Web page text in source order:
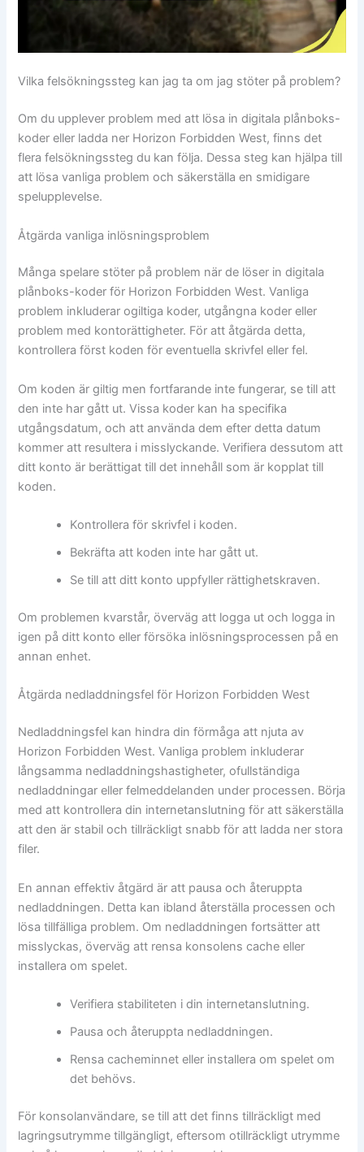
Vilka felsökningssteg kan jag ta om jag stöter på problem?
Om du upplever problem med att lösa in digitala plånboks-
koder eller ladda ner Horizon Forbidden West, finns det
flera felsökningssteg du kan följa. Dessa steg kan hjälpa till
att lösa vanliga problem och säkerställa en smidigare
spelupplevelse.
Åtgärda vanliga inlösningsproblem
Många spelare stöter på problem när de löser in digitala
plånboks-koder för Horizon Forbidden West. Vanliga
problem inkluderar ogiltiga koder, utgångna koder eller
problem med kontorättigheter. För att åtgärda detta,
kontrollera först koden för eventuella skrivfel eller fel.
Om koden är giltig men fortfarande inte fungerar, se till att
den inte har gått ut. Vissa koder kan ha specifika
utgångsdatum, och att använda dem efter detta datum
kommer att resultera i misslyckande. Verifiera dessutom att
ditt konto är berättigat till det innehåll som är kopplat till
koden.
Kontrollera för skrivfel i koden.
Bekräfta att koden inte har gått ut.
Se till att ditt konto uppfyller rättighetskraven.
Om problemen kvarstår, överväg att logga ut och logga in
igen på ditt konto eller försöka inlösningsprocessen på en
annan enhet.
Åtgärda nedladdningsfel för Horizon Forbidden West
Nedladdningsfel kan hindra din förmåga att njuta av
Horizon Forbidden West. Vanliga problem inkluderar
långsamma nedladdningshastigheter, ofullständiga
nedladdningar eller felmeddelanden under processen. Börja
med att kontrollera din internetanslutning för att säkerställa
att den är stabil och tillräckligt snabb för att ladda ner stora
filer.
En annan effektiv åtgärd är att pausa och återuppta
nedladdningen. Detta kan ibland återställa processen och
lösa tillfälliga problem. Om nedladdningen fortsätter att
misslyckas, överväg att rensa konsolens cache eller
installera om spelet.
Verifiera stabiliteten i din internetanslutning.
Pausa och återuppta nedladdningen.
Rensa cacheminnet eller installera om spelet om
det behövs.
För konsolanvändare, se till att det finns tillräckligt med
lagringsutrymme tillgängligt, eftersom otillräckligt utrymme